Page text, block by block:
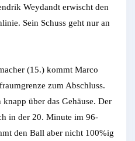
Weydandt erwischt den
Sein Schuss geht nur an
(15.) kommt Marco
zum Abschluss.
über das Gehäuse. Der
in der 20. Minute im 96-
den Ball aber nicht 100%ig